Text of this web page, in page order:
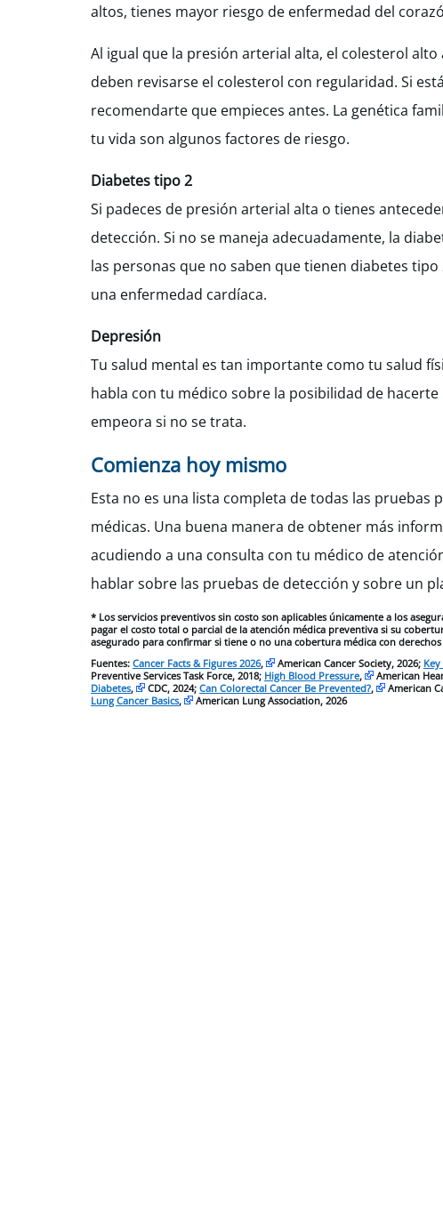
altos, tienes mayor riesgo de enfermedad del
Al igual que la presión arterial alta, el colesterol
deben revisarse el colesterol con regularidad. Si
recomendarte que empieces antes. La genética
tu vida son algunos factores de riesgo.
Diabetes tipo 2
Si padeces de presión arterial alta o tienes
detección. Si no se maneja adecuadamente, la
las personas que no saben que tienen diabetes
una enfermedad cardíaca.
Depresión
Tu salud mental es tan importante como tu salud
habla con tu médico sobre la posibilidad de hacerte
empeora si no se trata.
Comienza hoy mismo
Esta no es una lista completa de todas las
médicas. Una buena manera de obtener más
acudiendo a una consulta con tu médico de
hablar sobre las pruebas de detección y sobre un
* Los servicios preventivos sin costo son aplicables únicamente a los
pagar el costo total o parcial de la atención médica preventiva si su
asegurado para confirmar si tiene o no una cobertura médica con
Fuentes: Cancer Facts & Figures 2026, American Cancer Society, 2026;
Preventive Services Task Force, 2018; High Blood Pressure, American
Diabetes, CDC, 2024; Can Colorectal Cancer Be Prevented?, American
Lung Cancer Basics, American Lung Association, 2026